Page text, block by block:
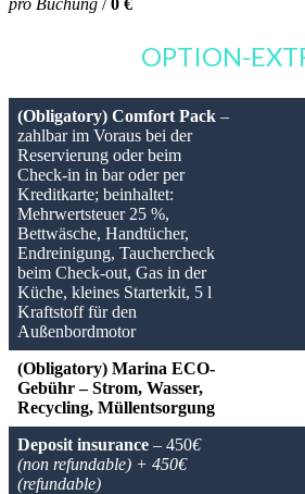
OPTION-
(Obligatory) Comfort Pack –
zahlbar im Voraus bei der
Reservierung oder beim
Check-in in bar oder per
Kreditkarte; beinhaltet:
Mehrwertsteuer 25 %,
Bettwäsche, Handtücher,
Endreinigung, Tauchercheck
beim Check-out, Gas in der
Küche, kleines Starterkit, 5 l
Kraftstoff für den
Außenbordmotor
(Obligatory) Marina ECO-
Gebühr – Strom, Wasser,
Recycling, Müllentsorgung
Deposit insurance – 450€
(non refundable) + 450€
(refundable)